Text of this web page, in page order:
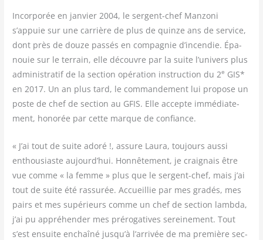
Incor­po­rée en jan­vier 2004, le ser­gent-chef Man­zo­ni
s’appuie sur une car­rière de plus de quinze ans de ser­vice,
dont près de douze pas­sés en com­pa­gnie d’incendie. Épa­
nouie sur le ter­rain, elle découvre par la suite l’univers plus
admi­nis­tra­tif de la sec­tion opé­ra­tion ins­truc­tion du 2e GIS*
en 2017. Un an plus tard, le com­man­de­ment lui pro­pose un
poste de chef de sec­tion au GFIS. Elle accepte immé­dia­te­
ment, hono­rée par cette marque de confiance.
« J’ai tout de suite ado­ré !, assure Lau­ra, tou­jours aus­si
enthou­siaste aujourd’hui. Hon­nê­te­ment, je crai­gnais être
vue comme « la femme » plus que le ser­gent-chef, mais j’ai
tout de suite été ras­su­rée. Accueillie par mes gra­dés, mes
pairs et mes supé­rieurs comme un chef de sec­tion lamb­da,
j’ai pu appré­hen­der mes pré­ro­ga­tives serei­ne­ment. Tout
s’est ensuite enchaî­né jusqu’à l’arrivée de ma pre­mière sec­